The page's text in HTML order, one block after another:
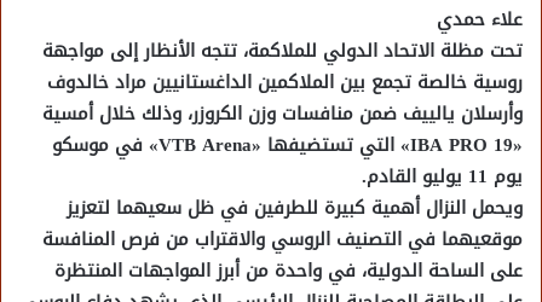
علاء حمدي
تحت مظلة الاتحاد الدولي للملاكمة، تتجه الأنظار إلى مواجهة
روسية خالصة تجمع بين الملاكمين الداغستانيين مراد خالدوف
وأرسلان يالييف ضمن منافسات وزن الكروزر، وذلك خلال أمسية
«IBA PRO 19» التي تستضيفها «VTB Arena» في موسكو
يوم 11 يوليو القادم.
ويحمل النزال أهمية كبيرة للطرفين في ظل سعيهما لتعزيز
موقعيهما في التصنيف الروسي والاقتراب من فرص المنافسة
على الساحة الدولية، في واحدة من أبرز المواجهات المنتظرة